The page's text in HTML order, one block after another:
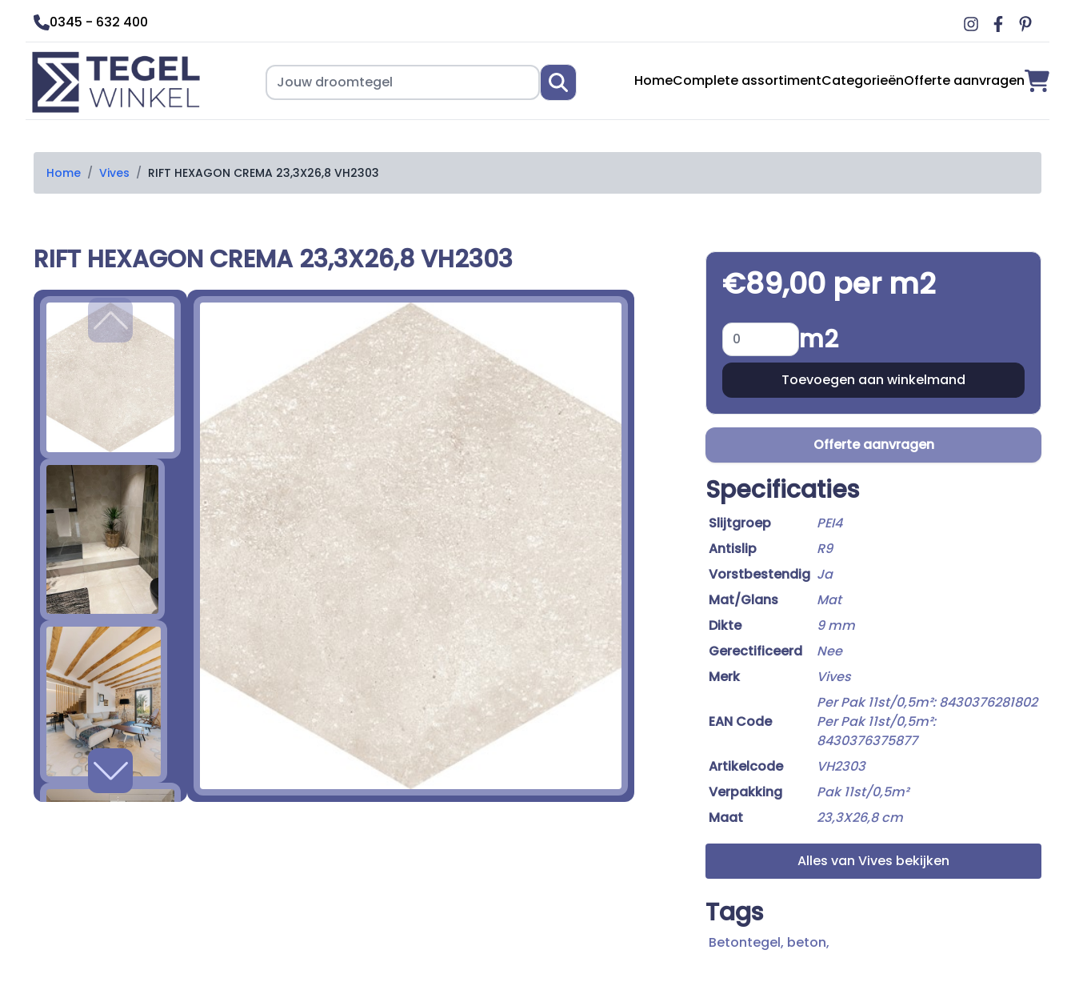
0345 - 632 400
HomeComplete assortimentCategorieënOfferte aanvragen
Home / Vives / RIFT HEXAGON CREMA 23,3X26,8 VH2303
RIFT HEXAGON CREMA 23,3X26,8 VH2303
€89,00 per m2
m2
Offerte aanvragen
Specificaties
Slijtgroep
PEI4
Antislip
R9
Vorstbestendig Ja
Mat/Glans
Mat
Dikte
9 mm
Gerectificeerd
Nee
Merk
Vives
EAN Code
Per Pak 11st/0,5m²: 8430376281802
Per Pak 11st/0,5m²:
8430376375877
Artikelcode
VH2303
Verpakking
Pak 11st/0,5m²
Maat
23,3X26,8 cm
Alles van Vives bekijken
Tags
Betontegel, beton,